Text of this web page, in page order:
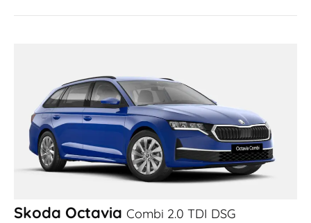
Skoda Octavia Combi 2.0 TDI DSG